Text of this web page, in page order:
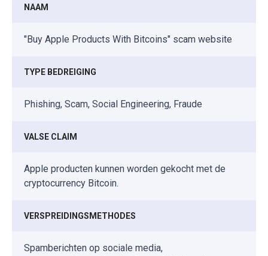
NAAM
"Buy Apple Products With Bitcoins" scam website
TYPE BEDREIGING
Phishing, Scam, Social Engineering, Fraude
VALSE CLAIM
Apple producten kunnen worden gekocht met de
cryptocurrency Bitcoin.
VERSPREIDINGSMETHODES
Spamberichten op sociale media,